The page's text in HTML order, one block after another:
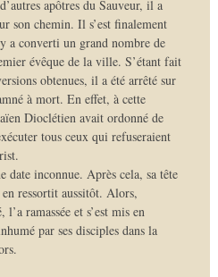
apôtres du Sauveur, il a
son chemin. Il s’est finalement
a converti un grand nombre de
évêque de la ville. S’étant fait
obtenues, il a été arrêté sur
à mort. En effet, à cette
Dioclétien avait ordonné de
tous ceux qui refuseraient
date inconnue. Après cela, sa tête
ressortit aussitôt. Alors,
ramassée et s’est mis en
par ses disciples dans la